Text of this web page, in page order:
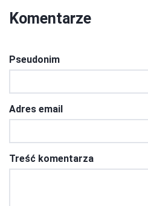
Komentarze
Pseudonim
Adres email
Treść komentarza